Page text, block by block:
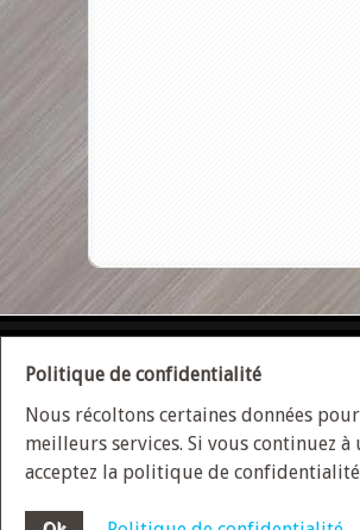
POLITIQUE DE CONFIDENTIALITÉ
Politique de confidentialité
Nous récoltons certaines données
meilleurs services. Si vous continuez
acceptez la politique de confidentialité